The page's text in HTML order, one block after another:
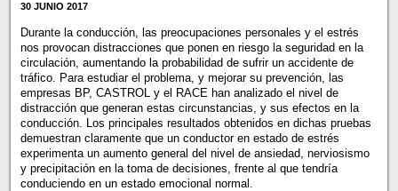
30 JUNIO 2017
Durante la conducción, las preocupaciones personales y el estrés
nos provocan distracciones que ponen en riesgo la seguridad en la
circulación, aumentando la probabilidad de sufrir un accidente de
tráfico. Para estudiar el problema, y mejorar su prevención, las
empresas BP, CASTROL y el RACE han analizado el nivel de
distracción que generan estas circunstancias, y sus efectos en la
conducción. Los principales resultados obtenidos en dichas pruebas
demuestran claramente que un conductor en estado de estrés
experimenta un aumento general del nivel de ansiedad, nerviosismo
y precipitación en la toma de decisiones, frente al que tendría
conduciendo en un estado emocional normal.